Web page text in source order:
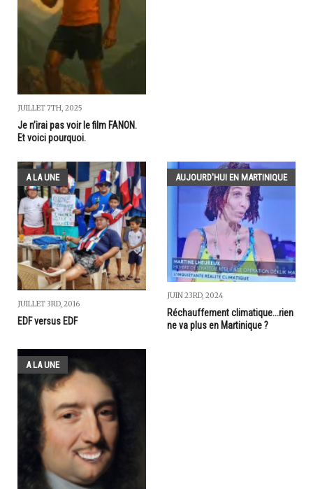
JUILLET 7TH, 2025
Je n’irai pas voir le film FANON.
Et voici pourquoi.
A LA UNE
JUILLET 3RD, 2016
EDF versus EDF
AUJOURD'HUI EN MARTINIQUE
JUIN 23RD, 2024
Réchauffement climatique...rien
ne va plus en Martinique ?
A LA UNE